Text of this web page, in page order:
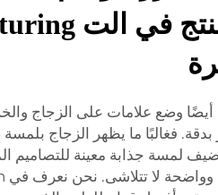
وضع علامات على الزجاج
بدقة. فغالبًا ما يظهر الزجاج
لمسة جذابة معينة للتصاميم